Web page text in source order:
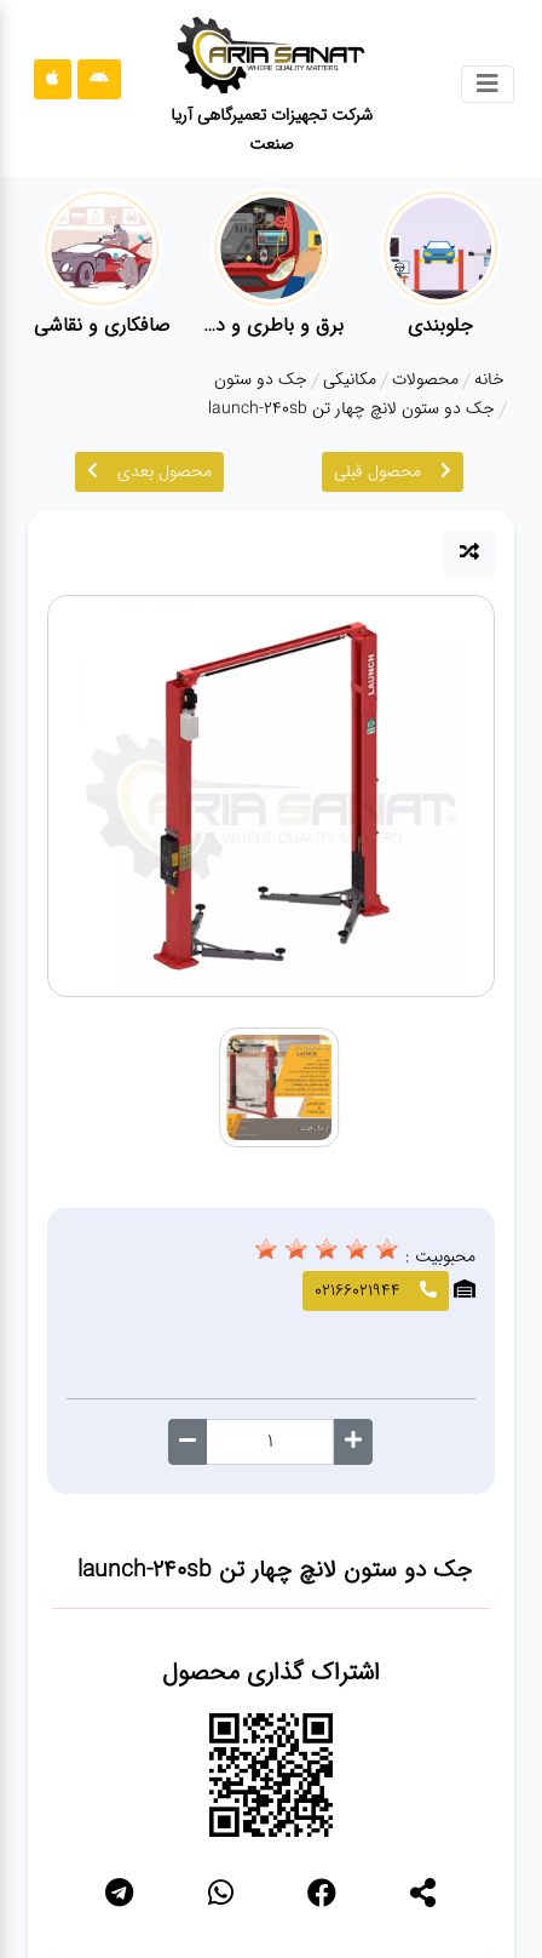
شرکت تجهیزات تعمیرگاهی آریا
صنعت
قوانین
سایت
ارتباط
درباره
ما
آپاراتی
دیاگ
لوازم
معاینه
صافکاری و نقاشی کارواش لوازم یدکی
خانه محصولات مکانیکی جک دو ستون
جک دو ستون لانچ چهار تن launch-240sb
محصول قبلی محصول بعدی
جک دو ستون لانچ چهار تن launch-240sb
اشتراک گذاری محصول
محبوبیت :
02166021944